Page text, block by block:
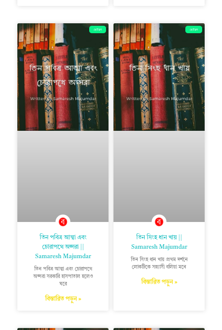
ছোটগল্প
তিন পবিত্র আত্মা এবং
চোরাপথে অপ্সরা ||
Samaresh Majumdar
তিন পবিত্র আত্মা এবং চোরাপথে
অপ্সরা সরকারি হাসপাতাল হলেও
ঘরে
বিস্তারিত পড়ুন »
ছোটগল্প
তিন সিংহ ধান খায় ||
Samaresh Majumdar
তিন সিংহ ধান খায় প্রথম দর্শনে
লোকটিকে সন্ন্যাসী বলিয়া মনে
বিস্তারিত পড়ুন »